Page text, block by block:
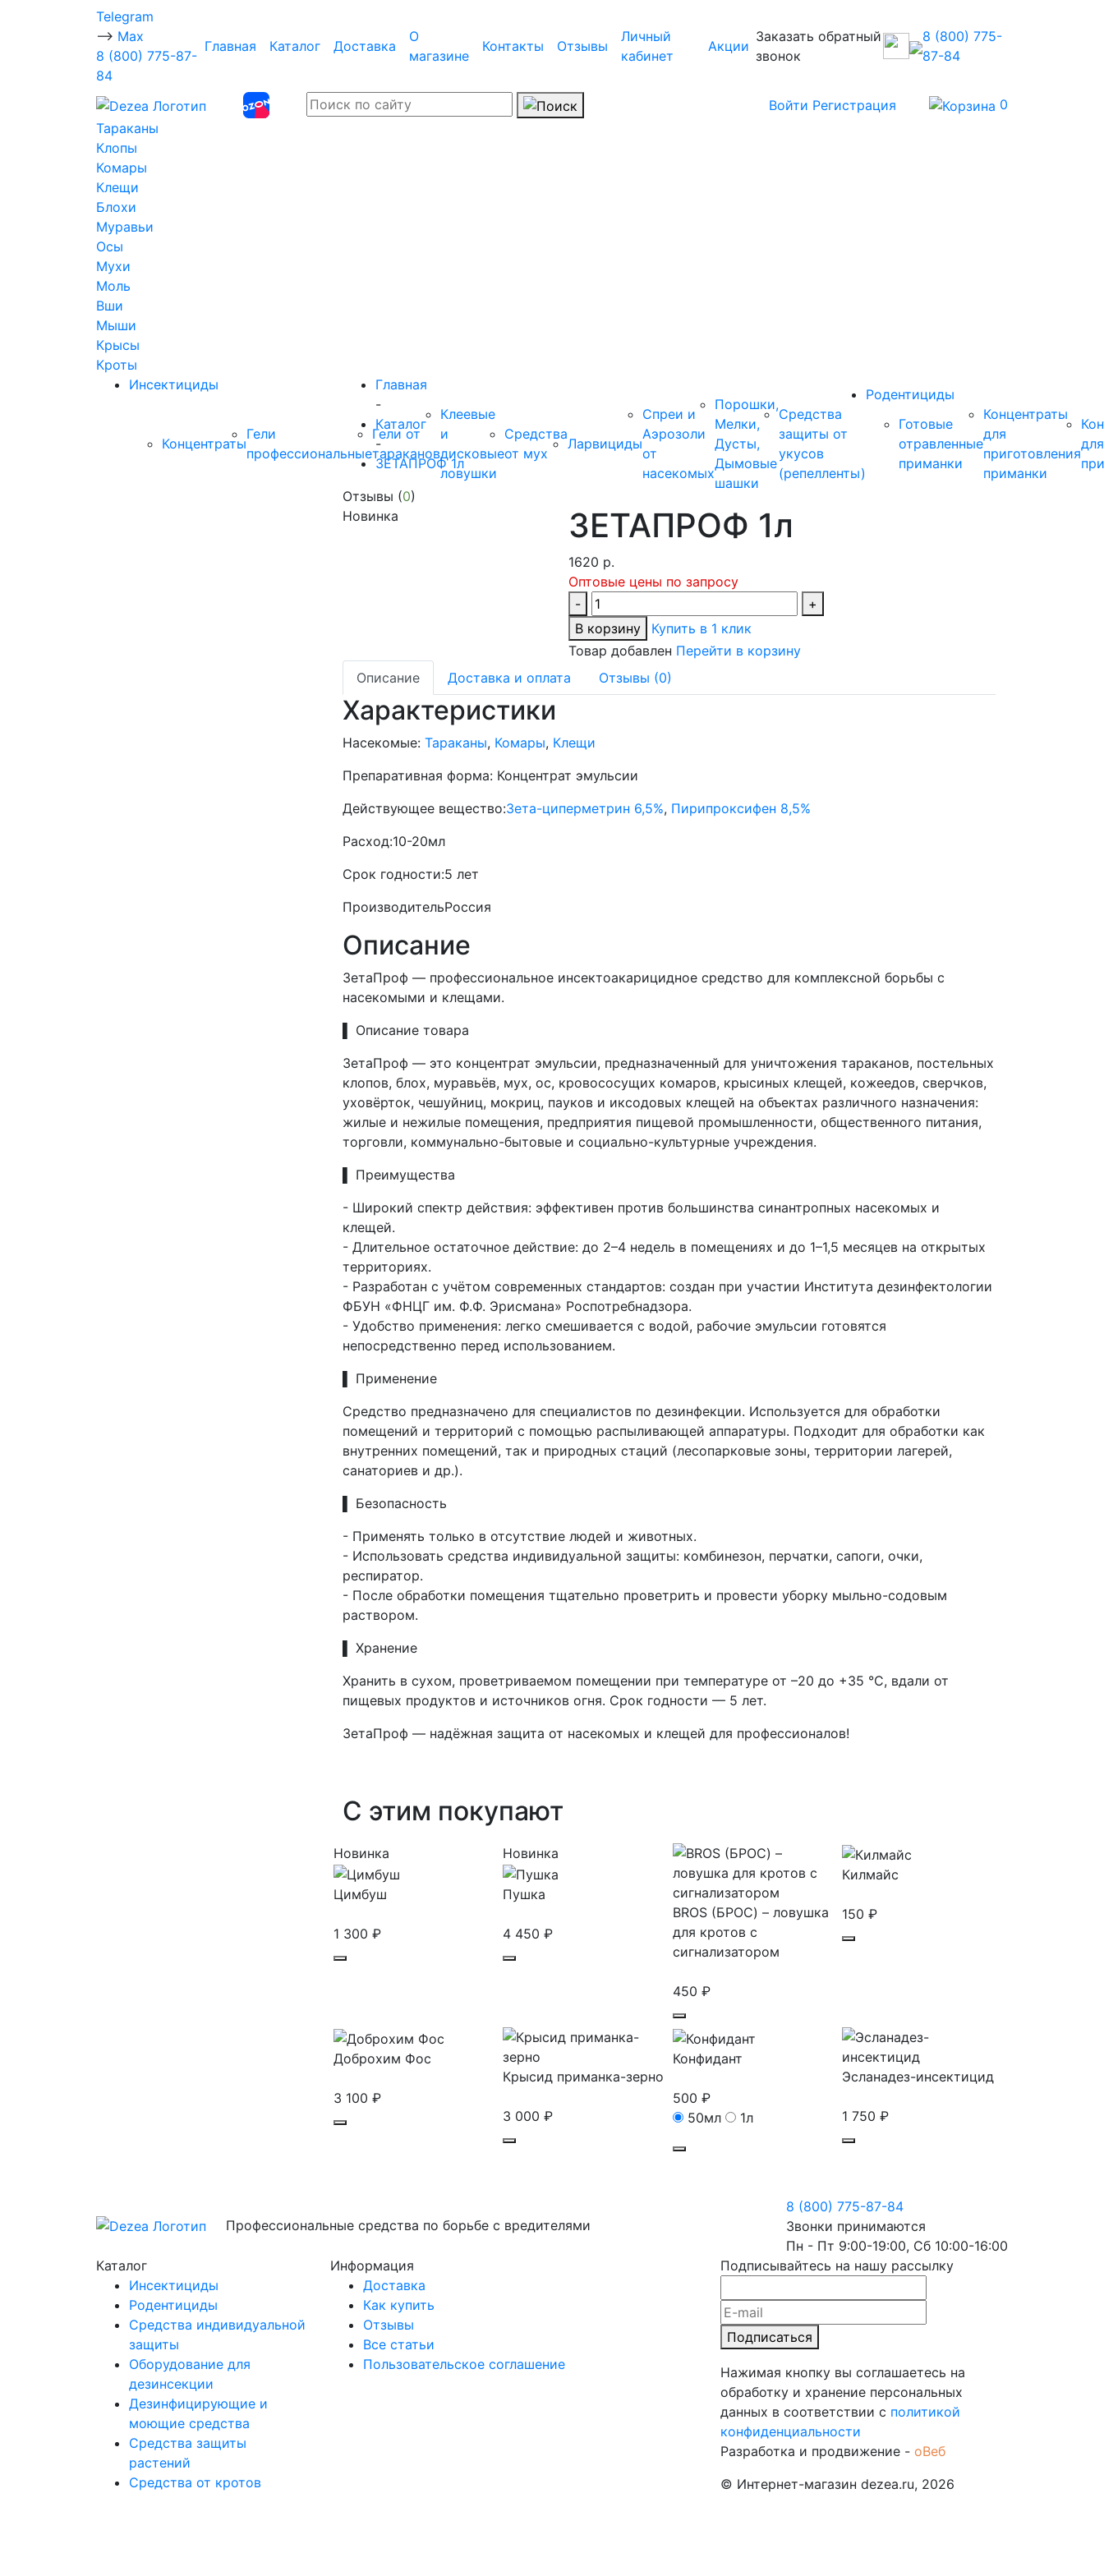
Telegram
--> Max
8 (800) 775-87-
84
Главная Каталог Доставка
О
магазине
Контакты Отзывы
Личный
кабинет
Акции
Заказать обратный
звонок
8 (800) 775-
87-84
Войти Регистрация
0
Тараканы
Клопы
Комары
Клещи
Блохи
Муравьи
Осы
Мухи
Моль
Вши
Мыши
Крысы
Кроты
Инсектициды
Концентраты
Гели
профессиональные
Гели от
тараканов
Клеевые
и
дисковые
ловушки
Средства
от мух
Ларвициды
Спреи и
Аэрозоли
от
насекомых
Порошки,
Мелки,
Дусты,
Дымовые
шашки
Средства
защиты от
укусов
(репелленты)
Родентициды
Готовые
отравленные
приманки
Концентраты
для
приготовления
приманки
для
Главная
-
Каталог
-
ЗЕТАПРОФ 1л
Отзывы (0)
Новинка
ЗЕТАПРОФ 1л
1620 р.
Оптовые цены по запросу
-
+
В корзину
Купить в 1 клик
Товар добавлен Перейти в корзину
Описание
Доставка и оплата Отзывы (0)
Характеристики
Насекомые: Тараканы, Комары, Клещи
Препаративная форма: Концентрат эмульсии
Действующее вещество:Зета-циперметрин 6,5%, Пирипроксифен 8,5%
Расход:10-20мл
Срок годности:5 лет
ПроизводительРоссия
Описание
ЗетаПроф — профессиональное инсектоакарицидное средство для комплексной борьбы с
насекомыми и клещами.
▌ Описание товара
ЗетаПроф — это концентрат эмульсии, предназначенный для уничтожения тараканов, постельных
клопов, блох, муравьёв, мух, ос, кровососущих комаров, крысиных клещей, кожеедов, сверчков,
уховёрток, чешуйниц, мокриц, пауков и иксодовых клещей на объектах различного назначения:
жилые и нежилые помещения, предприятия пищевой промышленности, общественного питания,
торговли, коммунально-бытовые и социально-культурные учреждения.
▌ Преимущества
- Широкий спектр действия: эффективен против большинства синантропных насекомых и
клещей.
- Длительное остаточное действие: до 2–4 недель в помещениях и до 1–1,5 месяцев на открытых
территориях.
- Разработан с учётом современных стандартов: создан при участии Института дезинфектологии
ФБУН «ФНЦГ им. Ф.Ф. Эрисмана» Роспотребнадзора.
- Удобство применения: легко смешивается с водой, рабочие эмульсии готовятся
непосредственно перед использованием.
▌ Применение
Средство предназначено для специалистов по дезинфекции. Используется для обработки
помещений и территорий с помощью распыливающей аппаратуры. Подходит для обработки как
внутренних помещений, так и природных стаций (лесопарковые зоны, территории лагерей,
санаториев и др.).
▌ Безопасность
- Применять только в отсутствие людей и животных.
- Использовать средства индивидуальной защиты: комбинезон, перчатки, сапоги, очки,
респиратор.
- После обработки помещения тщательно проветрить и провести уборку мыльно-содовым
раствором.
▌ Хранение
Хранить в сухом, проветриваемом помещении при температуре от –20 до +35 °С, вдали от
пищевых продуктов и источников огня. Срок годности — 5 лет.
ЗетаПроф — надёжная защита от насекомых и клещей для профессионалов!
С этим покупают
Новинка
Цимбуш
1 300 ₽
Новинка
Пушка
4 450₽
BROS (БРОС) – ловушка
для кротов с
сигнализатором
450 ₽
Килмайс
150 ₽
Доброхим Фос
3 100 ₽
Крысид приманка-зерно
3 000₽
Конфидант
500 ₽
50мл
1л
Эсланадез-инсектицид
1 750 ₽
Профессиональные средства по борьбе с вредителями
8 (800) 775-87-84
Звонки принимаются
Пн - Пт 9:00-19:00, Сб 10:00-16:00
Каталог
Инсектициды
Родентициды
Средства индивидуальной
защиты
Оборудование для
дезинсекции
Дезинфицирующие и
моющие средства
Средства защиты
растений
Средства от кротов
Информация
Доставка
Как купить
Отзывы
Все статьи
Пользовательское соглашение
Подписывайтесь на нашу рассылку
Подписаться
Нажимая кнопку вы соглашаетесь на
обработку и хранение персональных
данных в соответствии с политикой
конфиденциальности
Разработка и продвижение - оВеб
© Интернет-магазин dezea.ru, 2026